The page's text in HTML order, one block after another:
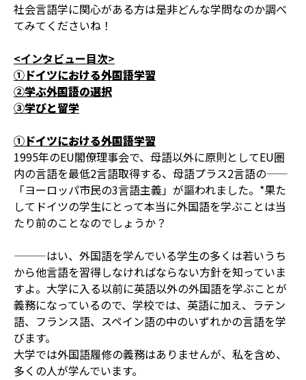
社会言語学に関心がある方は是非どんな学問なのか調べ
てみてくださいね！
<インタビュー目次>
①ドイツにおける外国語学習
②学ぶ外国語の選択
③学びと留学
①ドイツにおける外国語学習
1995年のEU閣僚理事会で、母語以外に原則としてEU圏
内の言語を最低2言語取得する、母語プラス2言語の——
「ヨーロッパ市民の3言語主義」が謳われました。*果た
してドイツの学生にとって本当に外国語を学ぶことは当
たり前のことなのでしょうか？
———はい、外国語を学んでいる学生の多くは若いうち
から他言語を習得しなければならない方針を知っていま
すよ。大学に入る以前に英語以外の外国語を学ぶことが
義務になっているので、学校では、英語に加え、ラテン
語、フランス語、スペイン語の中のいずれかの言語を学
びます。
大学では外国語履修の義務はありませんが、私を含め、
多くの人が学んでいます。